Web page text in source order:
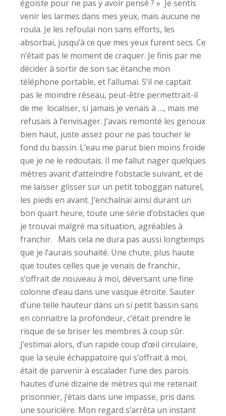
égoïste pour ne pas y avoir pensé ? » Je sentis
venir les larmes dans mes yeux, mais aucune ne
roula. Je les refoulai non sans efforts, les
absorbai, jusqu’à ce que mes yeux furent secs. Ce
n’était pas le moment de craquer. Je finis par me
décider à sortir de son sac étanche mon
téléphone portable, et l’allumai. S’il ne captait
pas le moindre réseau, peut-être permettrait-il
de me localiser, si jamais je venais à …, mais me
refusais à l’envisager. J’avais remonté les genoux
bien haut, juste assez pour ne pas toucher le
fond du bassin. L’eau me parut bien moins froide
que je ne le redoutais. Il me fallut nager quelques
mètres avant d’atteindre l’obstacle suivant, et de
me laisser glisser sur un petit toboggan naturel,
les pieds en avant. J’enchaînai ainsi durant un
bon quart heure, toute une série d’obstacles que
je trouvai malgré ma situation, agréables à
franchir. Mais cela ne dura pas aussi longtemps
que je l’aurais souhaité. Une chute, plus haute
que toutes celles que je venais de franchir,
s’offrait de nouveau à moi, déversant une fine
colonne d’eau dans une vasque étroite. Sauter
d’une telle hauteur dans un si petit bassin sans
en connaitre la profondeur, c’était prendre le
risque de se briser les membres à coup sûr.
J’estimai alors, d’un rapide coup d’œil circulaire,
que la seule échappatoire qui s’offrait à moi,
était de parvenir à escalader l’une des parois
hautes d’une dizaine de mètres qui me retenait
prisonnier, j’étais dans une impasse, pris dans
une souricière. Mon regard s’arrêta un instant